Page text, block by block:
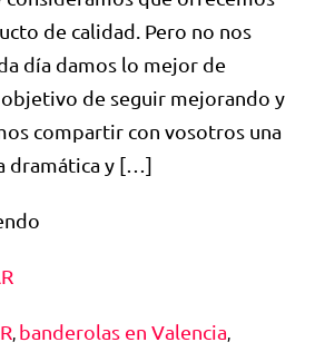
de calidad. Pero no nos
día damos lo mejor de
de seguir mejorando y
compartir con vosotros una
dramática y […]
, banderolas en Valencia,